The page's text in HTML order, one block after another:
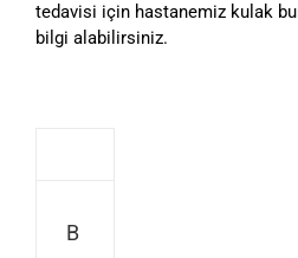
tedavisi için hastanemiz kulak
bilgi alabilirsiniz.
B